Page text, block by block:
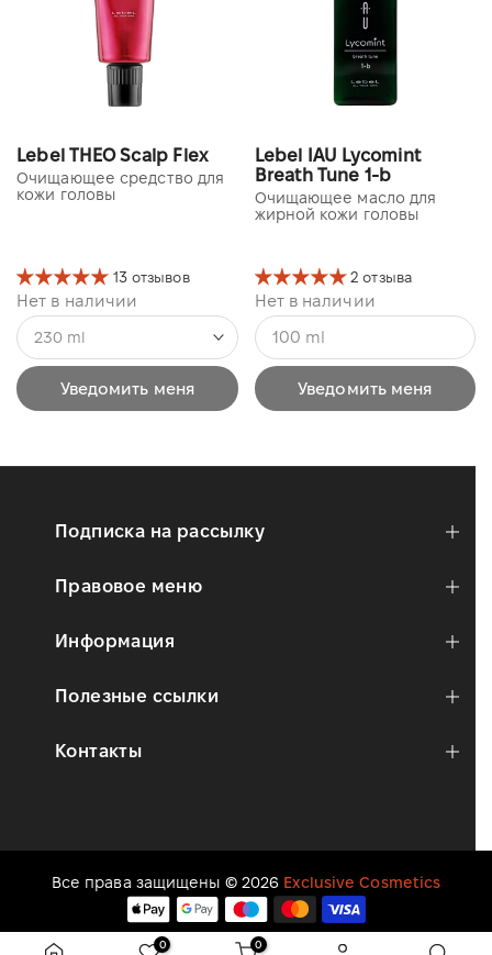
Lebel THEO Scalp Flex
Очищающее средство для
кожи головы
13 отзывов
Нет в наличии
230 ml
Уведомить меня
Lebel IAU Lycomint
Breath Tune 1-b
Очищающее масло для
жирной кожи головы
2 отзыва
Нет в наличии
100 ml
Уведомить меня
Подписка на рассылку
Правовое меню
Информация
Полезные ссылки
Контакты
Все права защищены © 2026 Exclusive Cosmetics
0 0